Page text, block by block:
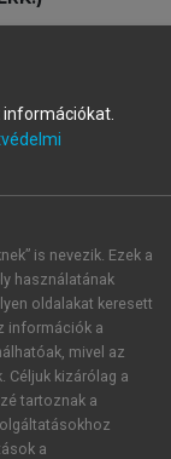
egyén.
is nevezik. Ezek a
használatának
oldalakat keresett
információk a
mivel az
Céljuk kizárólag a
tartoznak a
a